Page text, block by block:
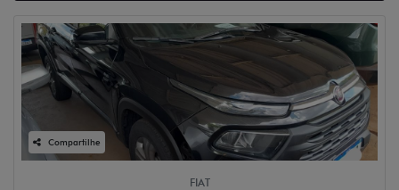
Compartilhe
FIAT